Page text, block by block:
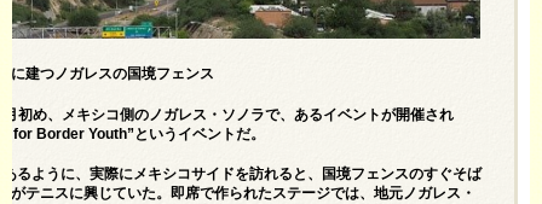
に建つノガレスの国境フェンス
初め、メキシコ側のノガレス・ソノラで、あるイベントが開催され
for Border Youth”というイベントだ。
るように、実際にメキシコサイドを訪れると、国境フェンスのすぐそば
がテニスに興じていた。即席で作られたステージでは、地元ノガレス・